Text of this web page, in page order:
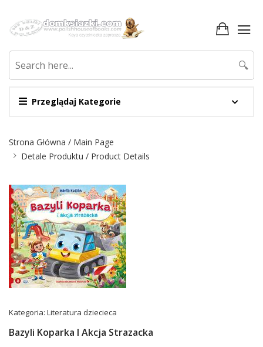
Przeglądaj Kategorie
🔍
Strona Główna / Main Page
Detale Produktu / Product Details
Kategoria: Literatura dziecieca
Bazyli Koparka I Akcja Strazacka